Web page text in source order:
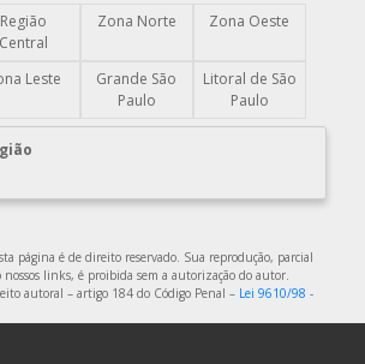
EMBALAGENS PLÁSTICAS
EMBALAGENS PLÁSTICAS
SACOLAS PLÁSTICAS
FLEXÍVEL TRANSPARENTE
FLEXÍVEL TRANSPARENTE
Região
Central
Zona Norte Zona Oeste
Leste
Grande São
Paulo
Litoral de São
Paulo
página é de direito reservado. Sua reprodução, parcial
links, é proibida sem a autorização do autor.
autoral – artigo 184 do Código Penal – Lei 9610/98 -